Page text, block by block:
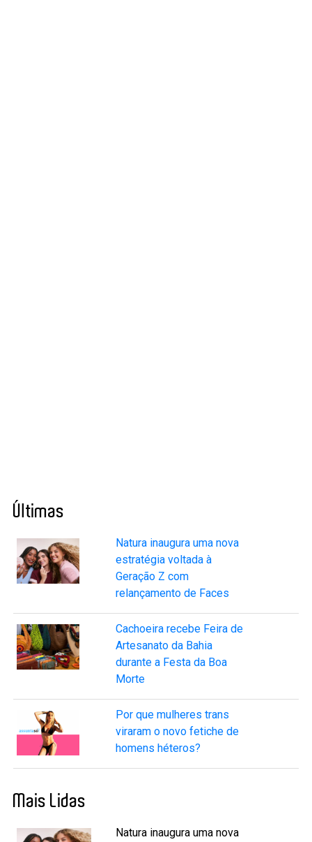
Últimas
Natura inaugura uma nova
estratégia voltada à
Geração Z com
relançamento de Faces
Cachoeira recebe Feira de
Artesanato da Bahia
durante a Festa da Boa
Morte
Por que mulheres trans
viraram o novo fetiche de
homens héteros?
Mais Lidas
Natura inaugura uma nova